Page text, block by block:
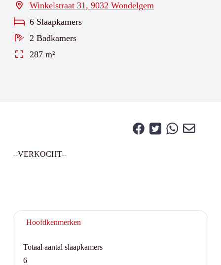
Winkelstraat 31, 9032 Wondelgem
6 Slaapkamers
2 Badkamers
287 m²
--VERKOCHT--
Hoofdkenmerken
Totaal aantal slaapkamers
6